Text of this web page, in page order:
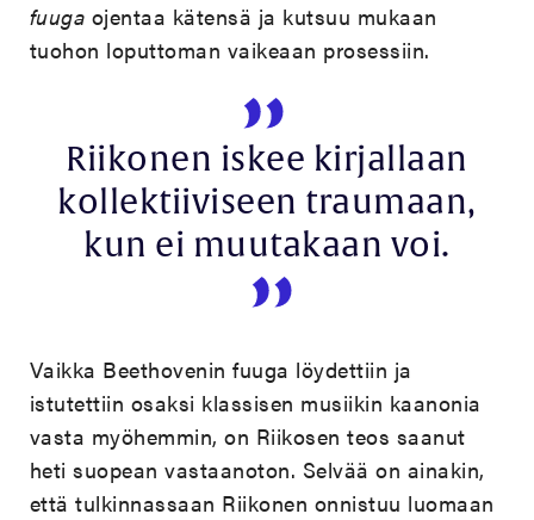
fuuga ojentaa kätensä ja kutsuu mukaan
tuohon loputtoman vaikeaan prosessiin.
Riikonen iskee kirjallaan
kollektiiviseen traumaan,
kun ei muutakaan voi.
Vaikka Beethovenin fuuga löydettiin ja
istutettiin osaksi klassisen musiikin kaanonia
vasta myöhemmin, on Riikosen teos saanut
heti suopean vastaanoton. Selvää on ainakin,
että tulkinnassaan Riikonen onnistuu luomaan